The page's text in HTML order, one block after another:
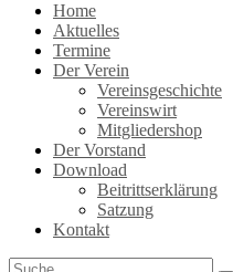
Home
Aktuelles
Termine
Der Verein
Vereinsgeschichte
Vereinswirt
Mitgliedershop
Der Vorstand
Download
Beitrittserklärung
Satzung
Kontakt